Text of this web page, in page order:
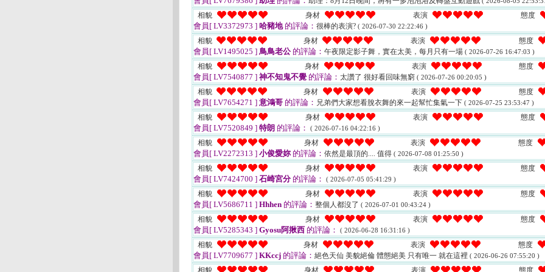
相貌 身材 表演 態度
會員[ LV3372973 ] 哈豬地的評論： 很棒的表演? ( 2026-07-30 22:22:46 )
相貌 身材 表演 態度
會員[ LV1495025 ] 鳥鳥老公 的評論： 午夜限定影子舞，實在太美，每月只有一場 ( 2026-07-26 16:47:03 )
相貌 身材 表演 態度
會員[ LV7540877 ] 神不知鬼不覺 的評論： 太讚了 很好看回味無窮 ( 2026-07-26 00:20:05 )
相貌 身材 表演 態度
會員[ LV7654271 ] 意鴻哥 的評論： 兄弟們大家想看脫衣舞的來一起幫忙集氣一下 ( 2026-07-25 23:53:47 )
相貌 身材 表演 態度
會員[ LV7520849 ] 特朗 的評論： ( 2026-07-16 04:22:16 )
相貌 身材 表演 態度
會員[ LV2272313 ] 小俊愛妳的評論： 依然是最頂的.... 值得 ( 2026-07-08 01:25:50 )
相貌 身材 表演 態度
會員[ LV7424700 ] 石崎宮分的評論： ( 2026-07-05 05:41:29 )
相貌 身材 表演 態度
會員[ LV5686711 ] Hhhen 的評論： 整個人都沒了 ( 2026-07-01 00:43:24 )
相貌 身材 表演 態度
會員[ LV5285343 ] Gyosu阿揪西 的評論： ( 2026-06-28 16:31:16 )
相貌 身材 表演 態度
會員[ LV7709677 ] KKccj 的評論： 絕色天仙 美貌絕倫 體態絕美 只有唯一 就在這裡 ( 2026-06-26 07:55:20 )
相貌 身材 表演 態度